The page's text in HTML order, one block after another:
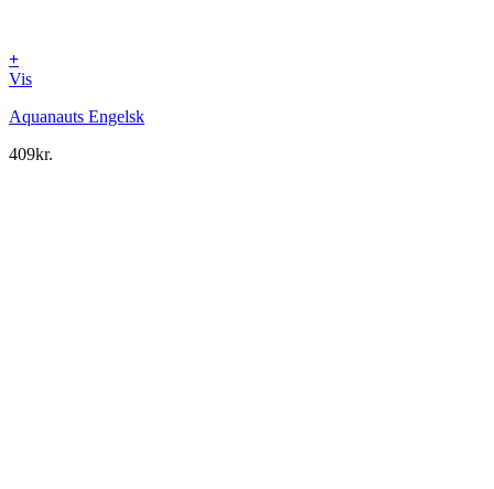
+
Vis
Aquanauts Engelsk
409kr.